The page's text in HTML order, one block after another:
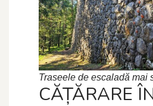
Traseele de escaladă mai
CĂȚĂRARE